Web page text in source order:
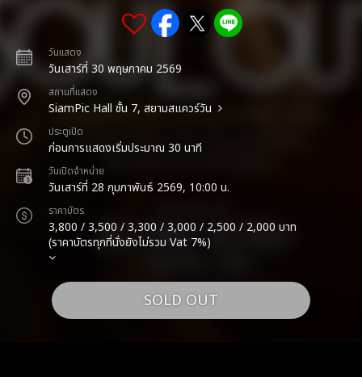
วันแสดง
วันเสาร์ที่ 30 พฤษภาคม 2569
สถานที่แสดง
SiamPic Hall ชั้น 7, สยามสแควร์วัน
ประตูเปิด
ก่อนการแสดงเริ่มประมาณ 30 นาที
วันเปิดจำหน่าย
วันเสาร์ที่ 28 กุมภาพันธ์ 2569, 10:00 น.
ราคาบัตร
3,800 / 3,500 / 3,300 / 3,000 / 2,500 / 2,000 บาท
(ราคาบัตรทุกที่นั่งยังไม่รวม Vat 7%)
SOLD OUT